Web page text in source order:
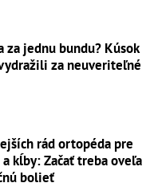
za jednu bundu? Kúsok
za neuveriteľné
rád ortopéda pre
kĺby: Začať treba oveľa
bolieť